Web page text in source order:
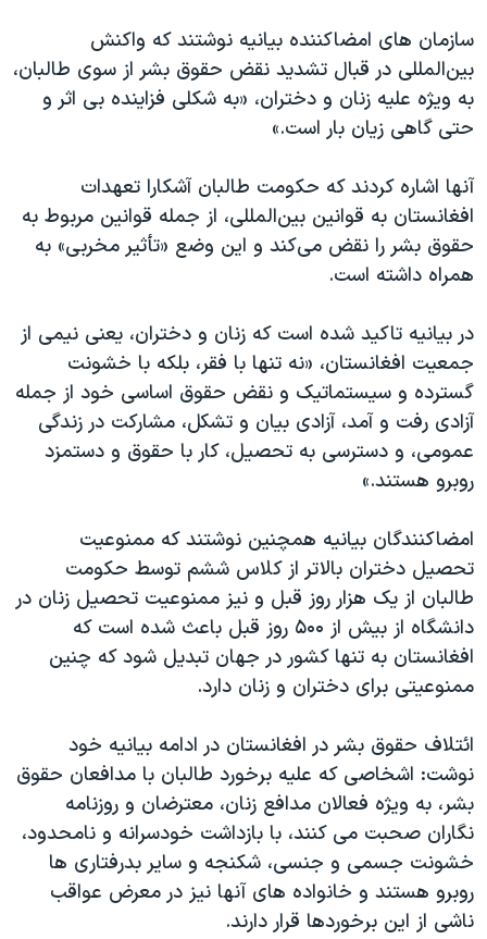
اسرائیل در جنگ
نرگس محمدی برنده جایزه نوبل صلح
همایش محافظه‌کاران آمریکا «سی‌پک»
سفر پرزیدنت ترامپ به چین
سازمان های امضاکننده بیانیه نوشتند که واکنش
بین‌المللی در قبال تشدید نقض حقوق بشر از سوی طالبان،
به ویژه علیه زنان و دختران، «به شکلی فزاینده بی اثر و
حتی گاهی زیان بار است.»
آنها اشاره کردند که حکومت طالبان آشکارا تعهدات
افغانستان به قوانین بین‌المللی، از جمله قوانین مربوط به
حقوق بشر را نقض می‌کند و این وضع «تأثیر مخربی» به
همراه داشته است.
در بیانیه تاکید شده است که زنان و دختران، یعنی نیمی از
جمعیت افغانستان، «نه تنها با فقر، بلکه با خشونت
گسترده و سیستماتیک و نقض حقوق اساسی خود از جمله
آزادی رفت و آمد، آزادی بیان و تشکل، مشارکت در زندگی
عمومی، و دسترسی به تحصیل، کار با حقوق و دستمزد
روبرو هستند.»
امضاکنندگان بیانیه همچنین نوشتند که ممنوعیت
تحصیل دختران بالاتر از کلاس ششم توسط حکومت
طالبان از یک هزار روز قبل و نیز ممنوعیت تحصیل زنان در
دانشگاه از بیش از ۵۰۰ روز قبل باعث شده است که
افغانستان به تنها کشور در جهان تبدیل شود که چنین
ممنوعیتی برای دختران و زنان دارد.
ائتلاف حقوق بشر در افغانستان در ادامه بیانیه خود
نوشت: اشخاصی که علیه برخورد طالبان با مدافعان حقوق
بشر، به ویژه فعالان مدافع زنان، معترضان و روزنامه
نگاران صحبت می کنند، با بازداشت خودسرانه و نامحدود،
خشونت جسمی و جنسی، شکنجه و سایر بدرفتاری ها
روبرو هستند و خانواده های آنها نیز در معرض عواقب
ناشی از این برخوردها قرار دارند.